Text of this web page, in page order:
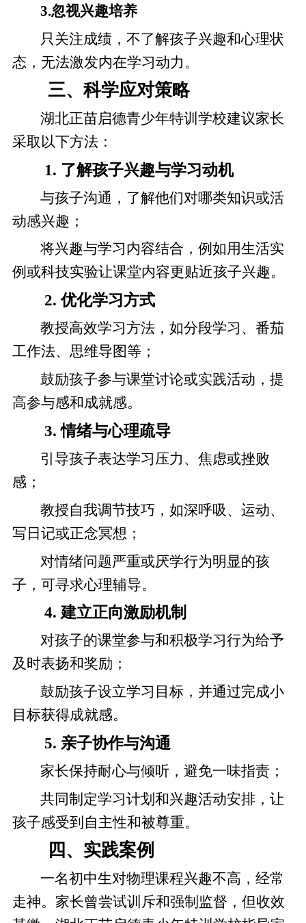
3.忽视兴趣培养
只关注成绩，不了解孩子兴趣和心理状
态，无法激发内在学习动力。
三、科学应对策略
湖北正苗启德青少年特训学校建议家长
采取以下方法：
1. 了解孩子兴趣与学习动机
与孩子沟通，了解他们对哪类知识或活
动感兴趣；
将兴趣与学习内容结合，例如用生活实
例或科技实验让课堂内容更贴近孩子兴趣。
2.优化学习方式
教授高效学习方法，如分段学习、番茄
工作法、思维导图等；
鼓励孩子参与课堂讨论或实践活动，提
高参与感和成就感。
3.情绪与心理疏导
引导孩子表达学习压力、焦虑或挫败
感；
教授自我调节技巧，如深呼吸、运动、
写日记或正念冥想；
对情绪问题严重或厌学行为明显的孩
子，可寻求心理辅导。
4. 建立正向激励机制
对孩子的课堂参与和积极学习行为给予
及时表扬和奖励；
鼓励孩子设立学习目标，并通过完成小
目标获得成就感。
5. 亲子协作与沟通
家长保持耐心与倾听，避免一味指责；
共同制定学习计划和兴趣活动安排，让
孩子感受到自主性和被尊重。
四、实践案例
一名初中生对物理课程兴趣不高，经常
走神。家长曾尝试训斥和强制监督，但收效